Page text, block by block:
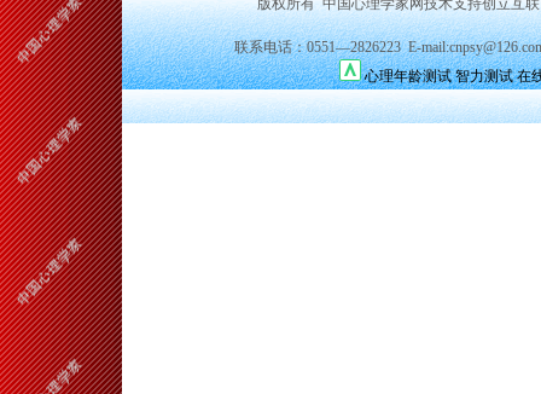
版权所有 中国心理学家网技术支持创立互
联系电话：0551—2826223 E-
心理年龄测试 智力测试 在